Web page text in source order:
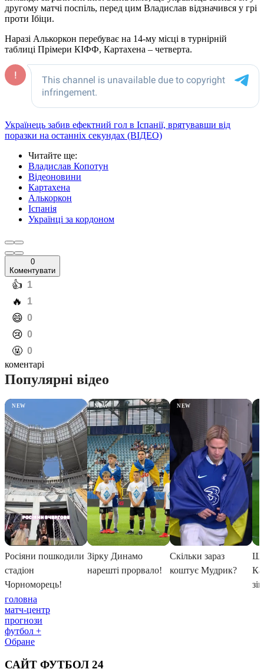
другому матчі поспіль, перед цим Владислав відзначився у грі
проти Ібіци.
Наразі Алькоркон перебуває на 14-му місці в турнірній
таблиці Прімери КІФФ, Картахена – четверта.
Українець забив ефектний гол в Іспанії, врятувавши від
поразки на останніх секундах (ВІДЕО)
Читайте ще:
Владислав Копотун
Відеоновини
Картахена
Алькоркон
Іспанія
Українці за кордоном
0
Коментувати
️👍 1
️🔥 1
️😄 0
️😢 0
️🤬 0
коментарі
головна
матч-центр
прогнози
футбол +
Обране
САЙТ ФУТБОЛ 24